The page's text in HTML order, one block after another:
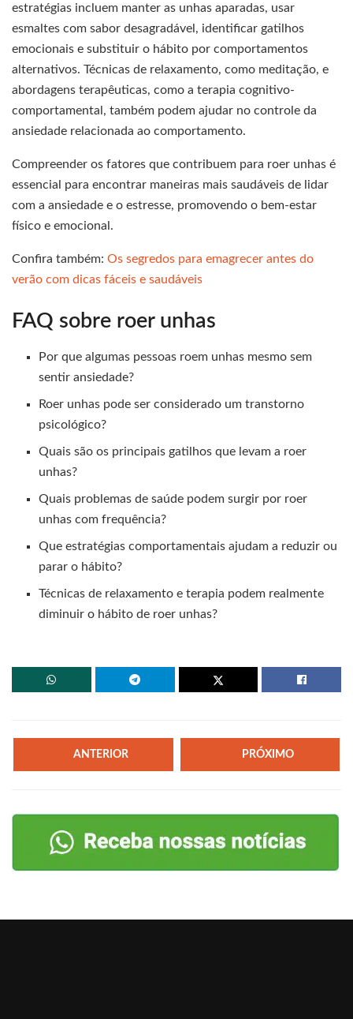
estratégias incluem manter as unhas aparadas, usar
esmaltes com sabor desagradável, identificar gatilhos
emocionais e substituir o hábito por comportamentos
alternativos. Técnicas de relaxamento, como meditação, e
abordagens terapêuticas, como a terapia cognitivo-
comportamental, também podem ajudar no controle da
ansiedade relacionada ao comportamento.
Compreender os fatores que contribuem para roer unhas é
essencial para encontrar maneiras mais saudáveis de lidar
com a ansiedade e o estresse, promovendo o bem-estar
físico e emocional.
Confira também: Os segredos para emagrecer antes do
verão com dicas fáceis e saudáveis
FAQ sobre roer unhas
Por que algumas pessoas roem unhas mesmo sem
sentir ansiedade?
Roer unhas pode ser considerado um transtorno
psicológico?
Quais são os principais gatilhos que levam a roer
unhas?
Quais problemas de saúde podem surgir por roer
unhas com frequência?
Que estratégias comportamentais ajudam a reduzir ou
parar o hábito?
Técnicas de relaxamento e terapia podem realmente
diminuir o hábito de roer unhas?
ANTERIOR PRÓXIMO